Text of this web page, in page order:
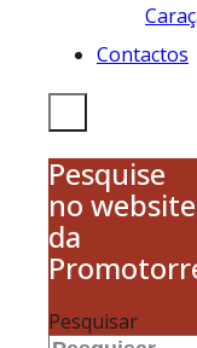
Contactos
Pesquise
no website
da
Pesquisar